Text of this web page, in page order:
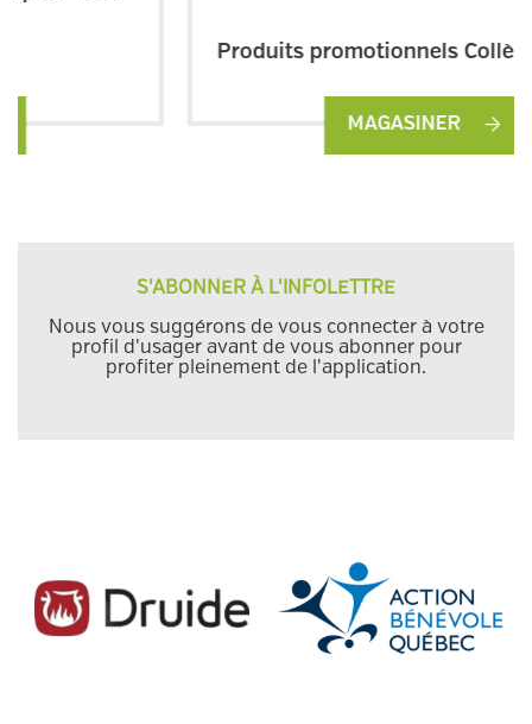
Produits promotionnels Collège Laflèche
S'ABONNER À L'INFOLETTRE
Nous vous suggérons de vous connecter à votre
profil d'usager avant de vous abonner pour
profiter pleinement de l'application.